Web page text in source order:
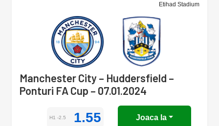
Etihad Stadium
Manchester City – Huddersfield –
Ponturi FA Cup – 07.01.2024
H1 -2.5 1.55 Joaca la